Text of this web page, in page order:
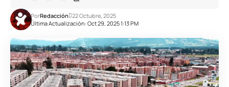
Última Actualización: Oct 29, 2025 1:13 PM
PorRedacción 22 Octubre, 2025